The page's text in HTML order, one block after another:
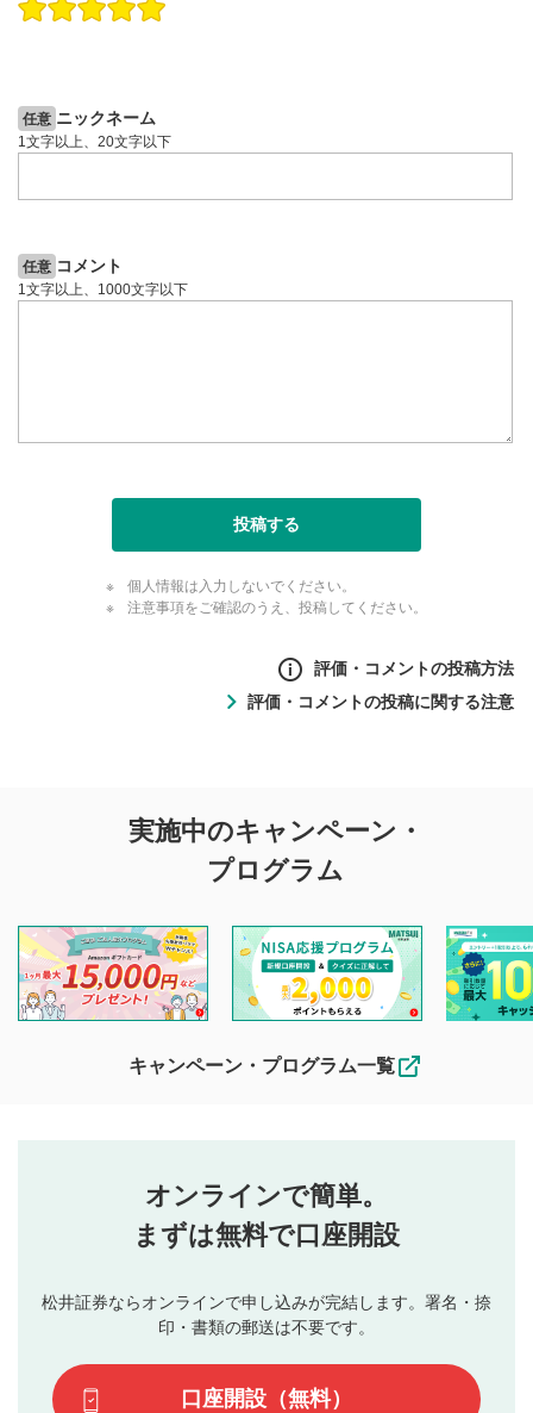
操作説明動画
任意 ニックネーム
1文字以上、20文字以下
任意 コメント
1文字以上、1000文字以下
投稿する
個人情報は入力しないでください。
注意事項をご確認のうえ、投稿してください。
評価・コメントの投稿方法
投稿するボタン
星で評価をすると投稿できます。（お名前とコメント
動画の評価
です）
評価・コメントの投稿に関する注意
投稿に関する注意
を目的として、各動画コンテンツに、評価およびコメントの
投稿ができます。利用者は以下の注意事項をご理解のうえ、
閲覧および投稿を行うものとしてください。
他の利用者が動画を視聴される際の参考になるコメントをお
待ちしております。
なお、投稿をもって、本注意事項に同意されたものとみなし
行ってください。
当社は、利用者同士、もしくは利用者と第三者間のトラ
ブルによって生じた損害に対して一切の責任を負いませ
評価およびコメントは当社にて審査のうえ、掲載となり
ます。掲載されるまでに日数がかかる場合や掲載されない
てはお答えできません。各動画コンテンツへの掲載をもっ
て結果のご連絡といたします。ご了承ください。
実施中のキャンペーン・
プログラム
キャンペーン・プログラム一覧
オンラインで簡単。
まずは無料で口座開設
松井証券ならオンラインで申し込みが完結します。署名・捺
印・書類の郵送は不要です。
口座開設（無料）